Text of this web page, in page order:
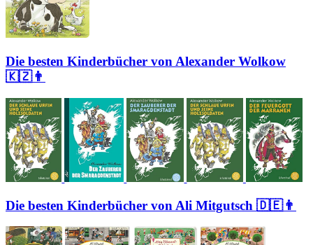
Die besten Kinderbücher von Alexander Wolkow
🇰🇿👨
Die besten Kinderbücher von Ali Mitgutsch 🇩🇪👨